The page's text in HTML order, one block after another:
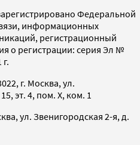
Федеральной
информационных
регистрационный
о регистрации: серия Эл №
г. Москва, ул.
эт. 4, пом. X, ком. 1
ул. Звенигородская 2-я, д.